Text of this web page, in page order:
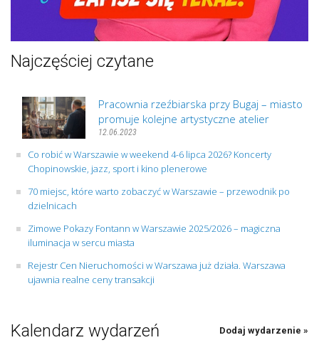
Najczęściej czytane
Pracownia rzeźbiarska przy Bugaj – miasto
promuje kolejne artystyczne atelier
12.06.2023
Co robić w Warszawie w weekend 4-6 lipca 2026? Koncerty
Chopinowskie, jazz, sport i kino plenerowe
70 miejsc, które warto zobaczyć w Warszawie – przewodnik po
dzielnicach
Zimowe Pokazy Fontann w Warszawie 2025/2026 – magiczna
iluminacja w sercu miasta
Rejestr Cen Nieruchomości w Warszawa już działa. Warszawa
ujawnia realne ceny transakcji
Kalendarz wydarzeń Dodaj wydarzenie »